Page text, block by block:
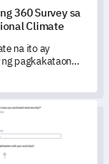
360 Survey sa
Climate
na ito ay
pagkakataon
climate, mas
ang kasiyahan ng
at matukoy ang
sa
360